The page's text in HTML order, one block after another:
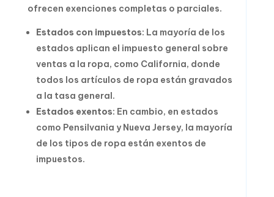
ofrecen exenciones completas o parciales.
Estados con impuestos: La mayoría de los
estados aplican el impuesto general sobre
ventas a la ropa, como California, donde
todos los artículos de ropa están gravados
a la tasa general.
Estados exentos: En cambio, en estados
como Pensilvania y Nueva Jersey, la mayoría
de los tipos de ropa están exentos de
impuestos.